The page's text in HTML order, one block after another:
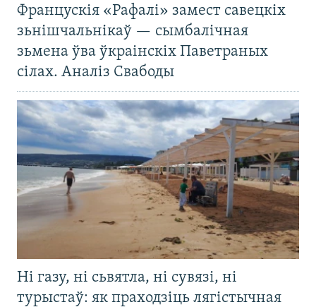
Францускія «Рафалі» замест савецкіх
зьнішчальнікаў — сымбалічная
зьмена ўва ўкраінскіх Паветраных
сілах. Аналіз Свабоды
Ні газу, ні сьвятла, ні сувязі, ні
турыстаў: як праходзіць лягістычная